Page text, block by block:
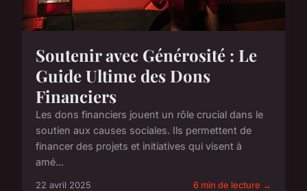
Soutenir avec Générosité : Le
Guide Ultime des Dons
Financiers
Les dons financiers jouent un rôle crucial dans le
soutien aux causes sociales. Ils permettent de
financer des projets et initiatives qui visent à
amé...
22 avril 2025 6 min de lecture →